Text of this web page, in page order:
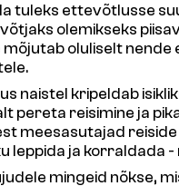
tuleks ettevõtlusse
olemikseks
oluliselt
naistel kripeldab
pereta reisimine ja
meesasutajad reiside
leppida ja korraldada -
mingeid nõkse,